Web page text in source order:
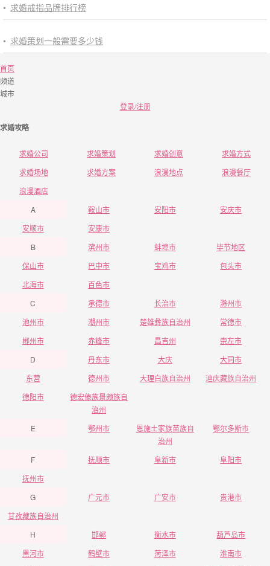
• 求婚戒指品牌排行榜
• 求婚策划一般需要多少钱
首页
频道
城市
登录/注册
求婚攻略
求婚公司 求婚策划 求婚创意
求婚方式
求婚场地
求婚方案 浪漫地点
浪漫餐厅
浪漫酒店
A
鞍山市 安阳市
安庆市
安顺市
安康市
B
滨州市 蚌埠市
毕节地区
保山市
巴中市 宝鸡市
包头市
北海市
百色市
C
承德市 长治市
滁州市
池州市
潮州市 楚雄彝族自治州
常德市
郴州市
赤峰市 昌吉州
崇左市
D
丹东市 大庆
大同市
东营
德州市 大理白族自治州
迪庆藏族自治州
德阳市
德宏傣族景颇族自
治州
E
鄂州市
恩施土家族苗族自
治州
鄂尔多斯市
F 抚顺市 阜新市
阜阳市
抚州市
G
广元市 广安市
贵港市
甘孜藏族自治州
H
邯郸 衡水市
葫芦岛市
黑河市
鹤壁市 菏泽市
淮南市